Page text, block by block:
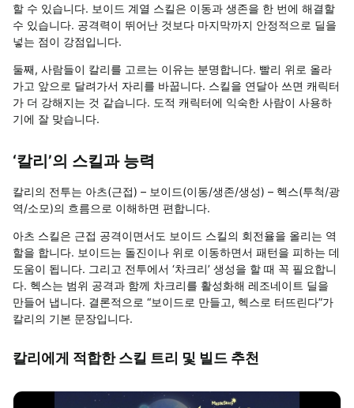
할 수 있습니다. 보이드 계열 스킬은 이동과 생존을 한 번에 해결할
수 있습니다. 공격력이 뛰어난 것보다 마지막까지 안정적으로 딜을
넣는 점이 강점입니다.
둘째, 사람들이 칼리를 고르는 이유는 분명합니다. 빨리 위로 올라
가고 앞으로 달려가서 자리를 바꿉니다. 스킬을 연달아 쓰면 캐릭터
가 더 강해지는 것 같습니다. 도적 캐릭터에 익숙한 사람이 사용하
기에 잘 맞습니다.
‘칼리 ’의 스킬과 능력
칼리의 전투는 아츠(근접) – 보이드(이동/생존/생성) – 헥스(투척/광
역/소모)의 흐름으로 이해하면 편합니다.
아츠 스킬은 근접 공격이면서도 보이드 스킬의 회전율을 올리는 역
할을 합니다. 보이드는 돌진이나 위로 이동하면서 패턴을 피하는 데
도움이 됩니다. 그리고 전투에서 ‘차크리’ 생성을 할 때 꼭 필요합니
다. 헥스는 범위 공격과 함께 차크리를 활성화해 레조네이트 딜을
만들어 냅니다. 결론적으로 “보이드로 만들고, 헥스로 터뜨린다”가
칼리의 기본 문장입니다.
칼리에게 적합한 스킬 트리 및 빌드 추천